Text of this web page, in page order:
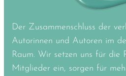
Der Zusammenschluss der
Autorinnen und Autoren im
Raum. Wir setzen uns für die
Mitglieder ein, sorgen für